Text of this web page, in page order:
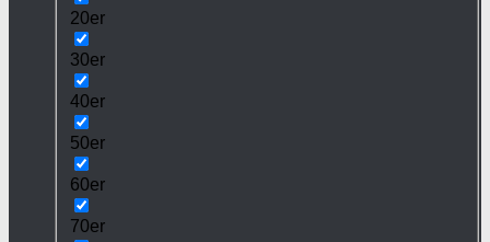
20er
30er
40er
50er
60er
70er